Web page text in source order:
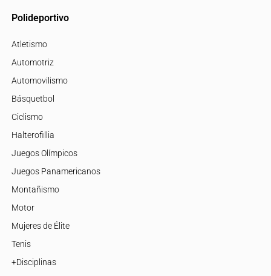
Polideportivo
Atletismo
Automotriz
Automovilismo
Básquetbol
Ciclismo
Halterofillia
Juegos Olímpicos
Juegos Panamericanos
Montañismo
Motor
Mujeres de Élite
Tenis
+Disciplinas